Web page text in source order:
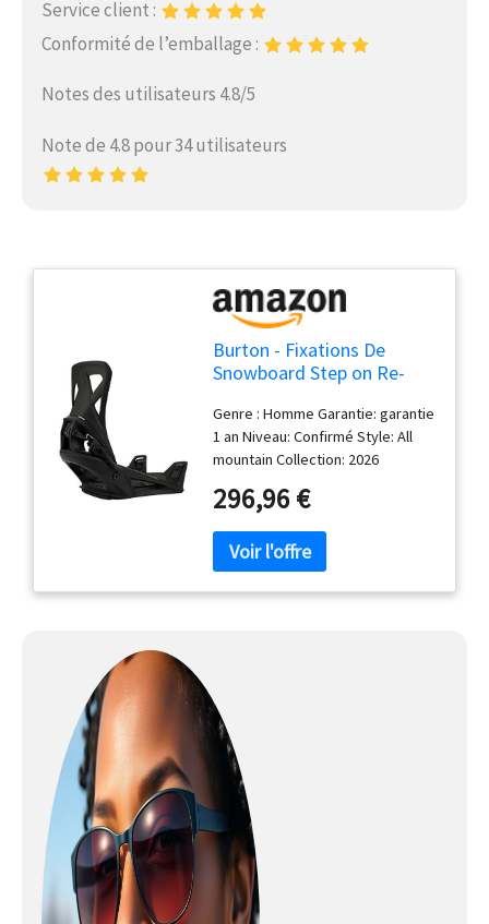
Service client :
Conformité de l’emballage :
Notes des utilisateurs 4.8/5
Note de 4.8 pour 34 utilisateurs
Burton - Fixations De
Snowboard Step on Re-
Homme - Taille m - Noir
Genre : Homme Garantie: garantie
1 an Niveau: Confirmé Style: All
mountain Collection: 2026
296,96 €